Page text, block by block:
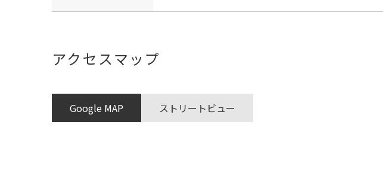
アクセスマップ
Google MAP ストリートビュー